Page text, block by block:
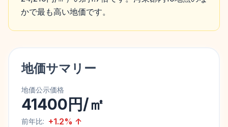
かで最も高い地価です。
地価サマリー
地価公示価格
41400円/㎡
前年比: +1.2% ↑